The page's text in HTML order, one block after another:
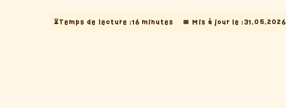
⏳Temps de lecture :16 minutes 📅 Mis à jour le :31.05.2026